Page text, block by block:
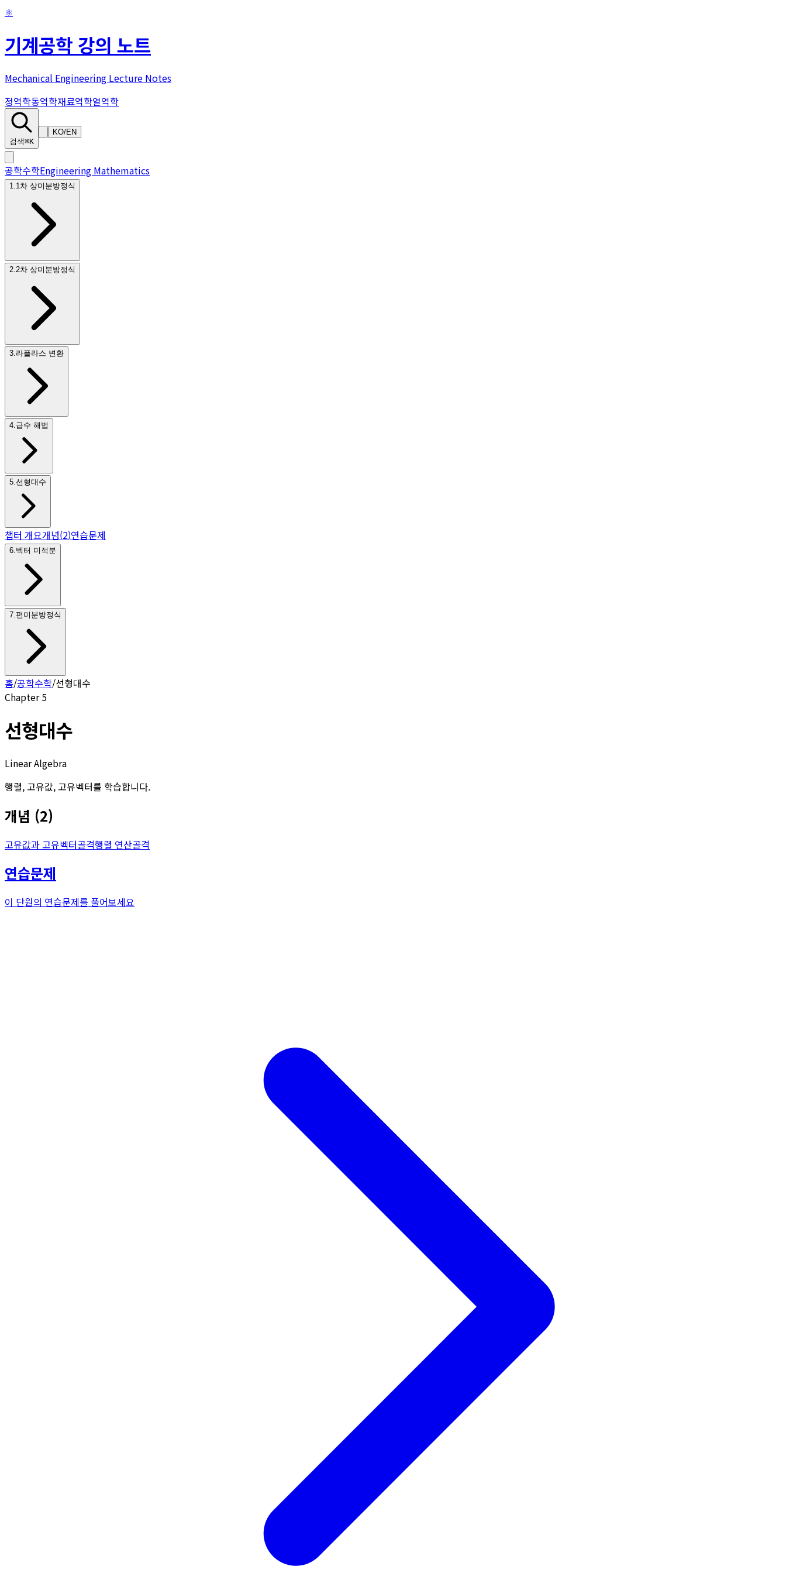
⚛
기계공학 강의 노트
Mechanical Engineering Lecture Notes
정역학동역학재료역학열역학
검색⌘K
KO/EN
공학수학Engineering Mathematics
1 1차 상미분방정식
2 2차 상미분방정식
3 라플라스 변환
4 급수 해법
5 선형대수
챕터 개요개념(2)연습문제
6 벡터 미적분
7 편미분방정식
홈/공학수학/선형대수
Chapter5
선형대수
Linear Algebra
행렬, 고유값, 고유벡터를 학습합니다.
개념 (2)
고유값과 고유벡터골격행렬 연산골격
연습문제
이 단원의 연습문제를 풀어보세요